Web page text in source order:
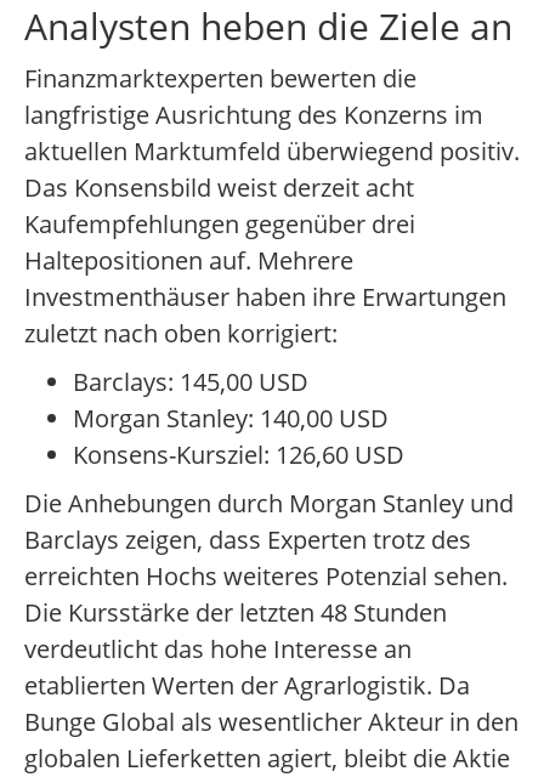
Analysten heben die Ziele an
Finanzmarktexperten bewerten die
langfristige Ausrichtung des Konzerns im
aktuellen Marktumfeld überwiegend positiv.
Das Konsensbild weist derzeit acht
Kaufempfehlungen gegenüber drei
Haltepositionen auf. Mehrere
Investmenthäuser haben ihre Erwartungen
zuletzt nach oben korrigiert:
Barclays: 145,00 USD
Morgan Stanley: 140,00 USD
Konsens-Kursziel: 126,60 USD
Die Anhebungen durch Morgan Stanley und
Barclays zeigen, dass Experten trotz des
erreichten Hochs weiteres Potenzial sehen.
Die Kursstärke der letzten 48 Stunden
verdeutlicht das hohe Interesse an
etablierten Werten der Agrarlogistik. Da
Bunge Global als wesentlicher Akteur in den
globalen Lieferketten agiert, bleibt die Aktie